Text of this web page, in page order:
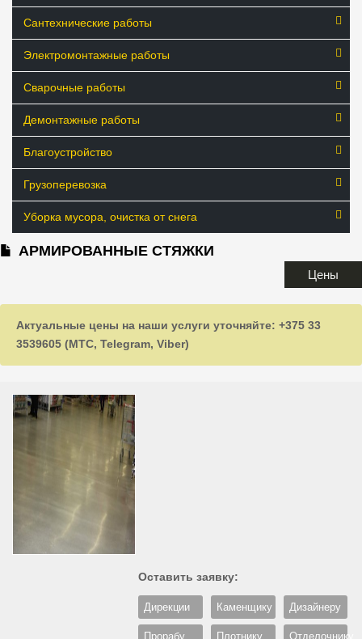
Сантехнические работы
Электромонтажные работы
Сварочные работы
Демонтажные работы
Благоустройство
Грузоперевозка
Уборка мусора, очистка от снега
АРМИРОВАННЫЕ СТЯЖКИ
Цены
Актуальные цены на наши услуги уточняйте: +375 33
3539605 (МТС, Telegram, Viber)
Оставить заявку:
Дирекции
Прорабу
Каменщику
Плотнику
Дизайнеру
Отделочнику